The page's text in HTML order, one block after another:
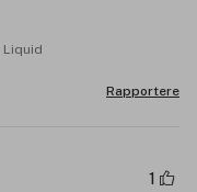
Liquid
Rapportere
1